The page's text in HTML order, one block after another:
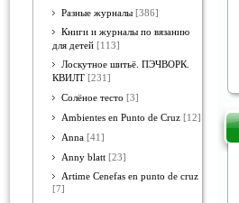
Разные журналы [386]
Книги и журналы по вязанию
для детей [113]
Лоскутное шитьё. ПЭЧВОРК.
КВИЛТ [231]
Солёное тесто [3]
Ambientes en Punto de Cruz [12]
Anna [41]
Anny blatt [23]
Artime Cenefas en punto de cruz
[7]